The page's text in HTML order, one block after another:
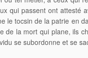
qui passent ont attesté
tocsin de la patrie en
de la mort qui plane, ils
se subordonne et se